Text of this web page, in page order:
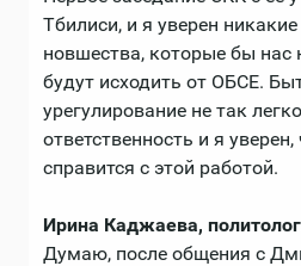
Тбилиси, и я уверен
новшества, которые бы нас
будут исходить от ОБСЕ.
урегулирование не так
ответственность и я
справится с этой работой.
Ирина Каджаева,
Думаю, после общения с